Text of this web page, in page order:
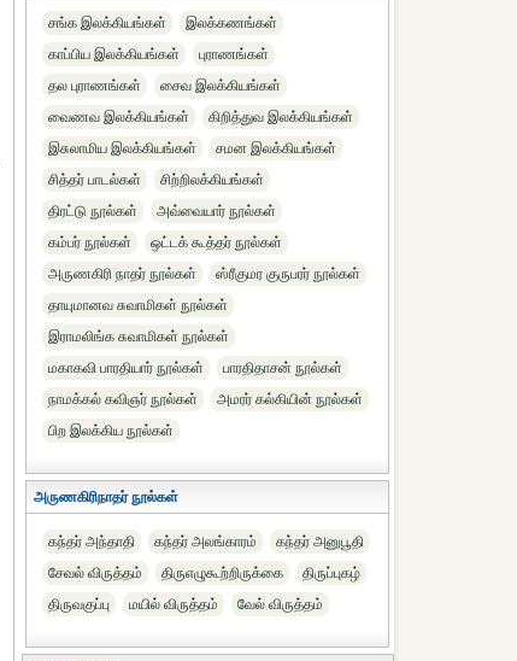
சங்க இலக்கியங்கள்
இலக்கணங்கள்
காப்பிய இலக்கியங்கள்
புராணங்கள்
தல புராணங்கள்
சைவ இலக்கியங்கள்
வைணவ இலக்கியங்கள்
கிறித்துவ இலக்கியங்கள்
இசுலாமிய இலக்கியங்கள்
சமன இலக்கியங்கள்
சித்தர் பாடல்கள்
சிற்றிலக்கியங்கள்
திரட்டு நூல்கள்
அவ்வையார் நூல்கள்
கம்பர் நூல்கள்
ஒட்டக் கூத்தர் நூல்கள்
அருணகிரி நாதர் நூல்கள்
ஸ்ரீகுமர குருபரர் நூல்கள்
தாயுமானவ சுவாமிகள் நூல்கள்
இராமலிங்க சுவாமிகள் நூல்கள்
மகாகவி பாரதியார் நூல்கள்
பாரதிதாசன் நூல்கள்
நாமக்கல் கவிஞர் நூல்கள்
அமரர் கல்கியின் நூல்கள்
பிற இலக்கிய நூல்கள்
அருணகிரிநாதர் நூல்கள்
கந்தர் அந்தாதி கந்தர் அலங்காரம்
கந்தர் அனுபூதி
சேவல் விருத்தம்
திருஎழுகூற்றிருக்கை
திருப்புகழ்
திருவகுப்பு
மயில் விருத்தம் வேல் விருத்தம்